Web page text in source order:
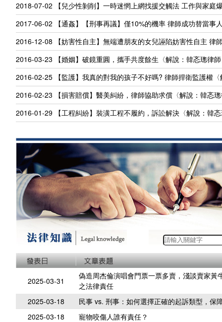
2018-07-02
【兒少性剝削】一時迷惘上網找援交觸法 工作與家庭
2017-06-02
【通姦】【刑事再議】僅10%的機率 律師成功替當事
2016-12-08
【妨害性自主】無端遭朋友的女兒誣陷妨害性自主 律
2016-03-23
【婚姻】破鏡重圓，攜手共度餘生〈解說：韓忞璁律
2016-02-25 【監護】我真的對我的孩子不好嗎? 律師捍衛監護權
2016-02-23
【損害賠償】醫美糾紛，律師協助求償〈解說：韓忞
2016-01-29 【工程糾紛】裝潢工程不履約，訴訟解決〈解說：韓
2025-03-31
偽造周杰倫演唱會門票一票多賣，淺談賣家黃
之法律責任
2025-03-18
民事 vs. 刑事：如何選擇正確的起訴類型，保
2025-03-18
寵物咬傷人誰有責任？